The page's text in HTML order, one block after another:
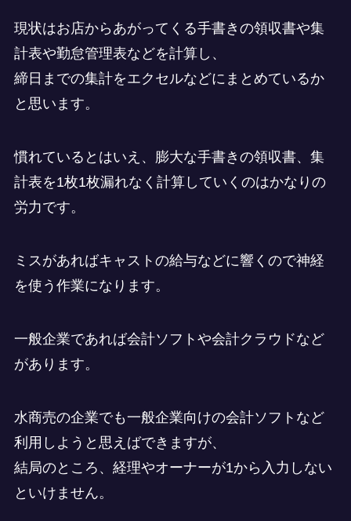
現状はお店からあがってくる手書きの領収書や集
計表や勤怠管理表などを計算し、
締日までの集計をエクセルなどにまとめているか
と思います。
慣れているとはいえ、膨大な手書きの領収書、集
計表を1枚1枚漏れなく計算していくのはかなりの
労力です。
ミスがあればキャストの給与などに響くので神経
を使う作業になります。
一般企業であれば会計ソフトや会計クラウドなど
があります。
水商売の企業でも一般企業向けの会計ソフトなど
利用しようと思えばできますが、
結局のところ、経理やオーナーが1から入力しない
といけません。